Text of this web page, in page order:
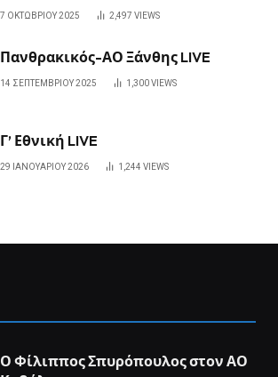
7 ΟΚΤΩΒΡΊΟΥ 2025 2,497 VIEWS
Πανθρακικός-ΑΟ Ξάνθης LIVE
14 ΣΕΠΤΕΜΒΡΊΟΥ 2025 1,300VIEWS
Γ’ Εθνική LIVE
29 ΙΑΝΟΥΑΡΊΟΥ 2026 1,244 VIEWS
Ο Φίλιππος Σπυρόπουλος στον ΑΟ